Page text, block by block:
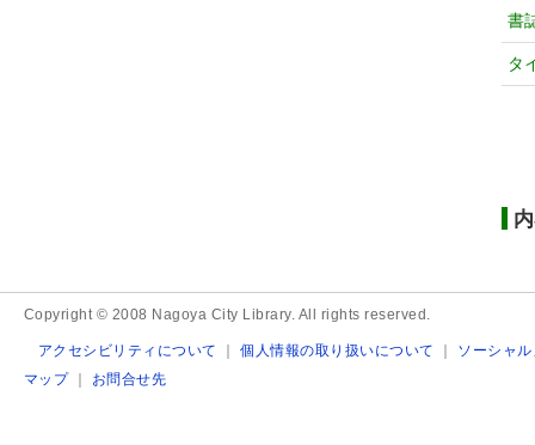
書
タ
Copyright © 2008 Nagoya City Library. All rights reserved.
アクセシビリティについて ｜個人情報の取り扱いについて ｜ ソーシャ
マップ｜ お問合せ先